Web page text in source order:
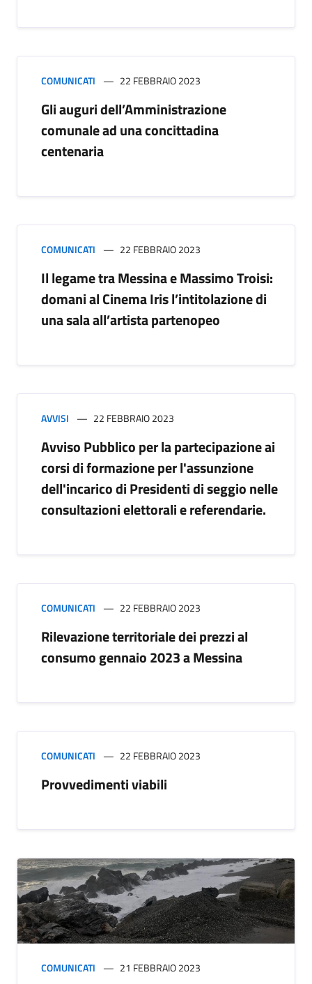
COMUNICATI 22 FEBBRAIO 2023
Gli auguri dell’Amministrazione
comunale ad una concittadina
centenaria
COMUNICATI 22 FEBBRAIO 2023
Il legame tra Messina e Massimo Troisi:
domani al Cinema Iris l’intitolazione di
una sala all’artista partenopeo
AVVISI 22 FEBBRAIO 2023
Avviso Pubblico per la partecipazione ai
corsi di formazione per l'assunzione
dell'incarico di Presidenti di seggio nelle
consultazioni elettorali e referendarie.
COMUNICATI 22 FEBBRAIO 2023
Rilevazione territoriale dei prezzi al
consumo gennaio 2023 a Messina
COMUNICATI 22 FEBBRAIO 2023
Provvedimenti viabili
COMUNICATI 21 FEBBRAIO 2023